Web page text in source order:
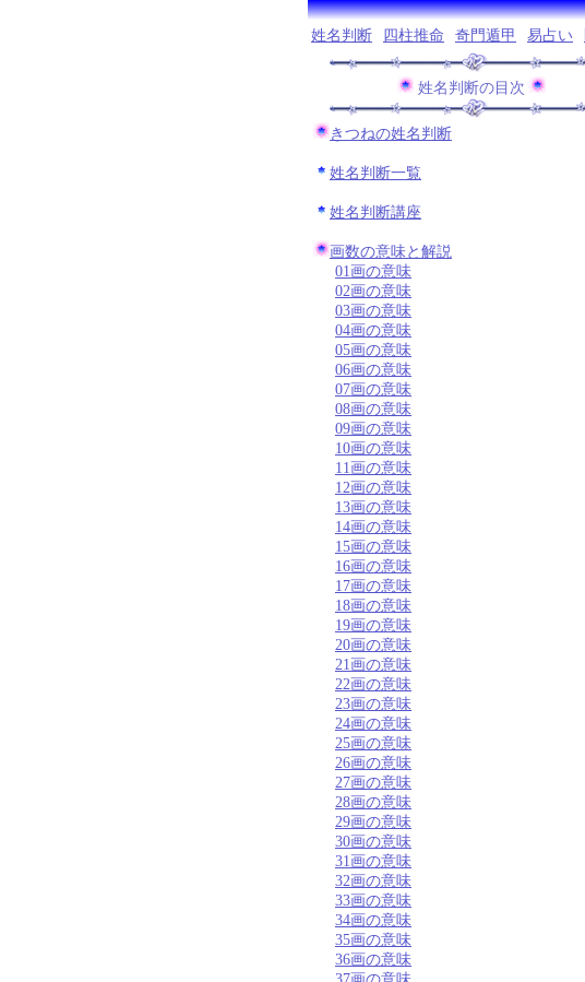
姓名判断
四柱推命 奇門遁甲 易占い
姓名判断の目次
きつねの姓名判断
姓名判断一覧
姓名判断講座
画数の意味と解説
01画の意味
02画の意味
03画の意味
04画の意味
05画の意味
06画の意味
07画の意味
08画の意味
09画の意味
10画の意味
11画の意味
12画の意味
13画の意味
14画の意味
15画の意味
16画の意味
17画の意味
18画の意味
19画の意味
20画の意味
21画の意味
22画の意味
23画の意味
24画の意味
25画の意味
26画の意味
27画の意味
28画の意味
29画の意味
30画の意味
31画の意味
32画の意味
33画の意味
34画の意味
35画の意味
36画の意味